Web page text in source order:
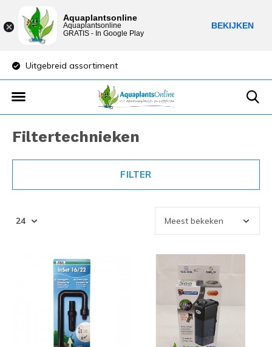
Lage verzendkosten
Filtertechnieken
FILTER
Aquaplantsonline
Aquaplantsonline
GRATIS - In Google Play
BEKIJKEN